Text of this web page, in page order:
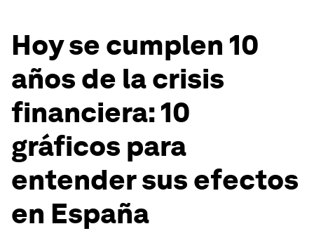
Hoy se cumplen 10
años de la crisis
financiera: 10
gráficos para
entender sus efectos
en España